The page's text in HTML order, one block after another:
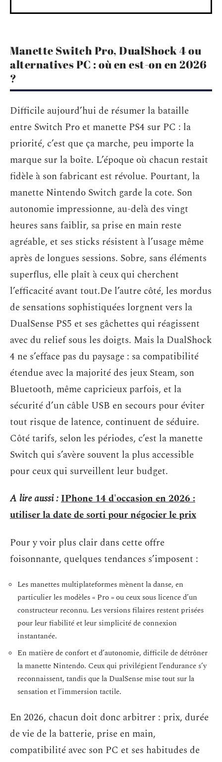
Manette Switch Pro, DualShock 4 ou
alternatives PC : où en est-on en 2026
?
Difficile aujourd’hui de résumer la bataille
entre Switch Pro et manette PS4 sur PC : la
priorité, c’est que ça marche, peu importe la
marque sur la boîte. L’époque où chacun restait
fidèle à son fabricant est révolue. Pourtant, la
manette Nintendo Switch garde la cote. Son
autonomie impressionne, au-delà des vingt
heures sans faiblir, sa prise en main reste
agréable, et ses sticks résistent à l’usage même
après de longues sessions. Sobre, sans éléments
superflus, elle plaît à ceux qui cherchent
l’efficacité avant tout.De l’autre côté, les mordus
de sensations sophistiquées lorgnent vers la
DualSense PS5 et ses gâchettes qui réagissent
avec du relief sous les doigts. Mais la DualShock
4 ne s’efface pas du paysage : sa compatibilité
étendue avec la majorité des jeux Steam, son
Bluetooth, même capricieux parfois, et la
sécurité d’un câble USB en secours pour éviter
tout risque de latence, continuent de séduire.
Côté tarifs, selon les périodes, c’est la manette
Switch qui s’avère souvent la plus accessible
pour ceux qui surveillent leur budget.
A lire aussi :IPhone 14 d'occasion en 2026 :
utiliser la date de sorti pour négocier le prix
Pour y voir plus clair dans cette offre
foisonnante, quelques tendances s’imposent :
Les manettes multiplateformes mènent la danse, en
particulier les modèles « Pro » ou ceux sous licence d’un
constructeur reconnu. Les versions filaires restent prisées
pour leur fiabilité et leur simplicité de connexion
instantanée.
En matière de confort et d’autonomie, difficile de détrôner
la manette Nintendo. Ceux qui privilégient l’endurance s’y
reconnaissent, tandis que la DualSense mise tout sur la
sensation et l’immersion tactile.
En 2026, chacun doit donc arbitrer : prix, durée
de vie de la batterie, prise en main,
compatibilité avec son PC et ses habitudes de